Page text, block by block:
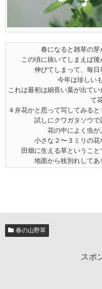
春になると雑草の芽
この頃に抜いてしまえば
伸びてしまって、毎日
今年は珍しい
これは最初は細長い葉が出て
て
４弁花かと思って写してみる
試しにクワガタソウで
花の中によく虫が
小さな２〜３ミリの花
田畑に生える草ということ
地面から枝別れしてあ
春の山野草
スポ